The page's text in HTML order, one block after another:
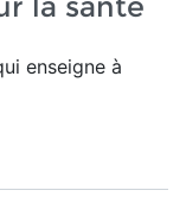
enseigne à